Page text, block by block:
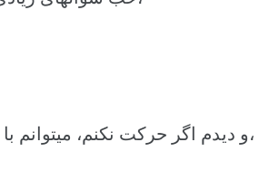
و دیدم اگر حرکت نکنم، میتوانم با دنیایی زندگی کنم،